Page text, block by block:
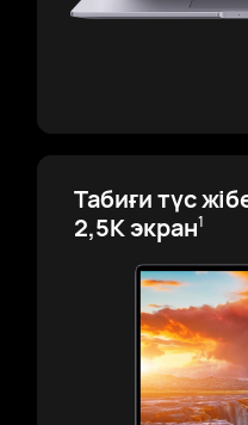
Табиғи түс
2,5K экран1